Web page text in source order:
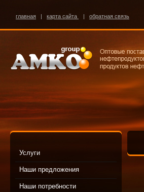
главная | карта сайта | обратная связь
Услуги
Наши предложения
Наши потребности